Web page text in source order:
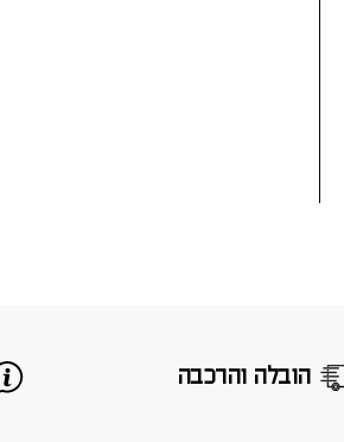
הובלה והרכבה